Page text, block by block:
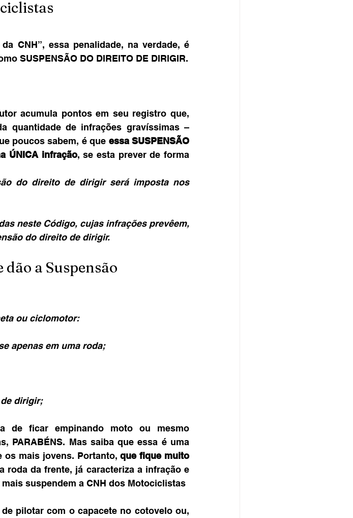
CNH”, essa penalidade, na verdade, é
SUSPENSÃO DO DIREITO DE DIRIGIR.
acumula pontos em seu registro que,
quantidade de infrações gravíssimas –
poucos sabem, é que essa SUSPENSÃO
ÚNICA infração, se esta prever de forma
do direito de dirigir será imposta nos
neste Código, cujas infrações prevêem,
do direito de dirigir.
a Suspensão
ou ciclomotor:
apenas em uma roda;
dirigir;
de ficar empinando moto ou mesmo
PARABÉNS. Mas saiba que essa é uma
os mais jovens. Portanto, que fique muito
roda da frente, já caracteriza a infração e
suspendem a CNH dos Motociclistas
pilotar com o capacete no cotovelo ou,